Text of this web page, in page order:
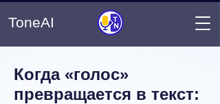
ToneAI
Когда «голос»
превращается в текст: